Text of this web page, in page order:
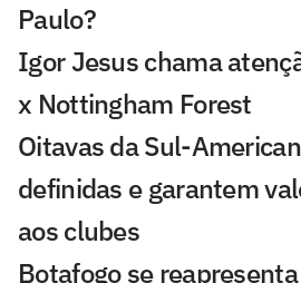
Paulo?
Igor Jesus chama
x Nottingham Forest
Oitavas da Sul-
definidas e garantem
aos clubes
Botafogo se